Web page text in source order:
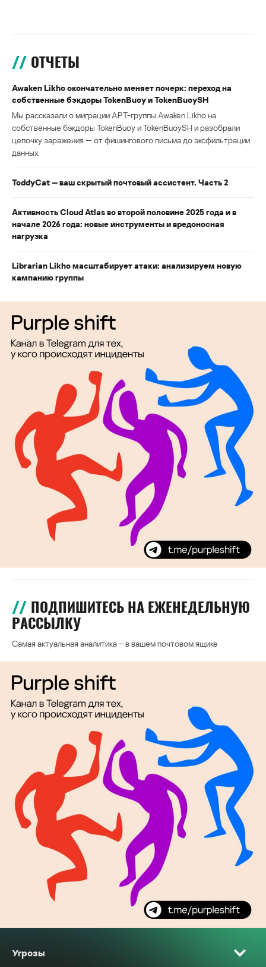
ОТЧЕТЫ
Awaken Likho окончательно меняет почерк: переход на
собственные бэкдоры TokenBuoy и TokenBuoySH
Мы рассказали о миграции APT-группы Awaken Likho на
собственные бэкдоры TokenBuoy и TokenBuoySH и разобрали
цепочку заражения — от фишингового письма до эксфильтрации
данных.
ToddyCat — ваш скрытый почтовый ассистент. Часть 2
Активность Cloud Atlas во второй половине 2025 года и в
начале 2026 года: новые инструменты и вредоносная
нагрузка
Librarian Likho масштабирует атаки: анализируем новую
кампанию группы
ПОДПИШИТЕСЬ НА ЕЖЕНЕДЕЛЬНУЮ
РАССЫЛКУ
Самая актуальная аналитика – в вашем почтовом ящике
Угрозы